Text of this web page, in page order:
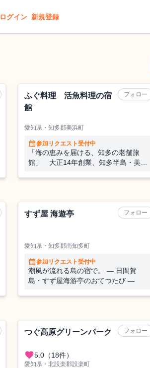
ログイン 新規登録
フォロー
ふぐ料理 活魚料理の宿 やまに旅
館
愛知県・知多郡美浜町
calendar_month参加リクエスト受付中
「海の恵みを届ける、知多の老舗旅
館」 大正14年創業、知多半島・美浜
フォロー
すず屋 海遊亭
愛知県・知多郡南知多町
calendar_month参加リクエスト受付中
潮風が流れる島の宿で。 ― 日間賀
島・すず屋海游亭のおてつたび ―
フォロー
つぐ高原グリーンパーク
favorite5.0 （18件）
愛知県・北設楽郡設楽町